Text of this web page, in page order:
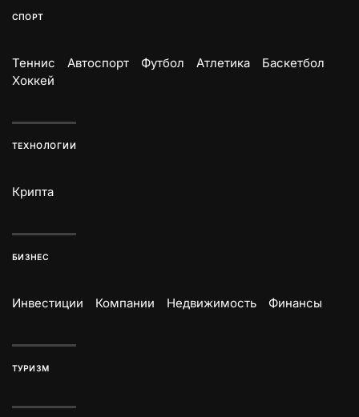
СПОРТ
Теннис Автоспорт Футбол Атлетика
Баскетбол
Хоккей
ТЕХНОЛОГИИ
Крипта
БИЗНЕС
Инвестиции Компании Недвижимость Финансы
ТУРИЗМ